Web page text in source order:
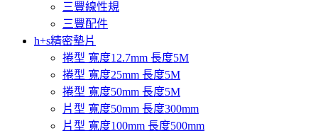
三豐線性規
三豐配件
h+s精密墊片
捲型 寬度12.7mm 長度5M
捲型 寬度25mm 長度5M
捲型 寬度50mm 長度5M
片型 寬度50mm 長度300mm
片型 寬度100mm 長度500mm